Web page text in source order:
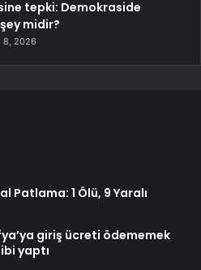
tepki: Demokraside
midir?
8, 2026
Patlama: 1 Ölü, 9 Yaralı
giriş ücreti ödememek
yaptı